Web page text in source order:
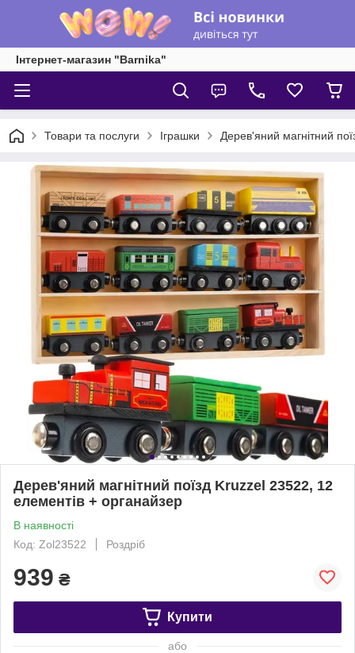
Інтернет-магазин "Barnika"
Товари та послуги Іграшки Дерев'яний магнітний
Дерев'яний магнітний поїзд Kruzzel 23522, 12
елементів + органайзер
В наявності
Код: Zol23522
Роздріб
939 ₴
Купити
або